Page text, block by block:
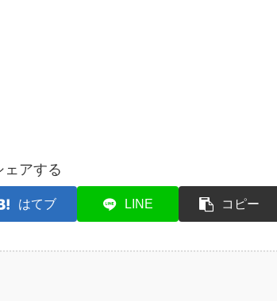
ェアする
はてブ LINE コピー